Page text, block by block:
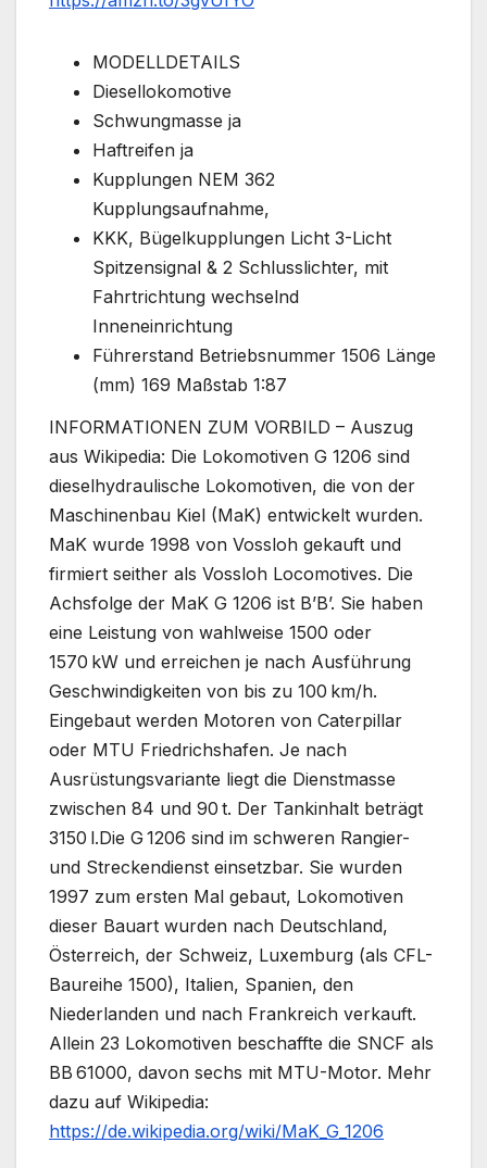
MODELLDETAILS
Diesellokomotive
Schwungmasse ja
Haftreifen ja
Kupplungen NEM 362
Kupplungsaufnahme,
KKK, Bügelkupplungen Licht 3-Licht
Spitzensignal & 2 Schlusslichter, mit
Fahrtrichtung wechselnd
Inneneinrichtung
Führerstand Betriebsnummer 1506 Länge
(mm) 169 Maßstab 1:87
INFORMATIONEN ZUM VORBILD – Auszug
aus Wikipedia: Die Lokomotiven G 1206 sind
dieselhydraulische Lokomotiven, die von der
Maschinenbau Kiel (MaK) entwickelt wurden.
MaK wurde 1998 von Vossloh gekauft und
firmiert seither als Vossloh Locomotives. Die
Achsfolge der MaK G 1206 ist B’B’. Sie haben
eine Leistung von wahlweise 1500 oder
1570 kW und erreichen je nach Ausführung
Geschwindigkeiten von bis zu 100 km/h.
Eingebaut werden Motoren von Caterpillar
oder MTU Friedrichshafen. Je nach
Ausrüstungsvariante liegt die Dienstmasse
zwischen 84 und 90 t. Der Tankinhalt beträgt
3150 l.Die G 1206 sind im schweren Rangier-
und Streckendienst einsetzbar. Sie wurden
1997 zum ersten Mal gebaut, Lokomotiven
dieser Bauart wurden nach Deutschland,
Österreich, der Schweiz, Luxemburg (als CFL-
Baureihe 1500), Italien, Spanien, den
Niederlanden und nach Frankreich verkauft.
Allein 23 Lokomotiven beschaffte die SNCF als
BB 61000, davon sechs mit MTU-Motor. Mehr
dazu auf Wikipedia:
https://de.wikipedia.org/wiki/MaK_G_1206